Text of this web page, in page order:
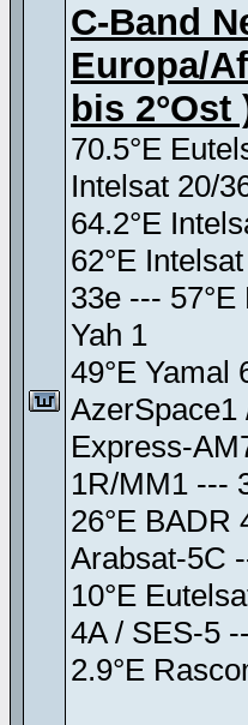
C-Band
Europa/
bis 2°Ost
70.5°E
Intelsat 20/
64.2°E
62°E
33e --- 57°E
Yah 1
49°E Yamal
AzerSpace1
Express-
1R/MM1 ---
26°E BADR
Arabsat-5C
10°E
4A / SES-5
2.9°E